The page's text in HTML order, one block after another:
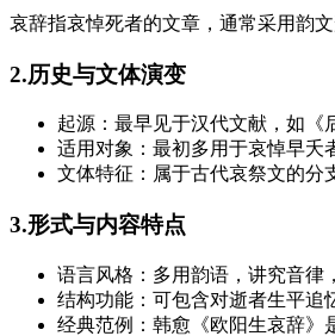
哀辞指哀悼死者的文章，通常采用韵
2.历史与文体演变
起源：最早见于汉代文献，如《
适用对象：最初多用于哀悼早夭
文体特征：属于古代哀祭文的分
3.形式与内容特点
语言风格：多用韵语，讲究音律
结构功能：可包含对逝者生平追
经典范例：韩愈《欧阳生哀辞》